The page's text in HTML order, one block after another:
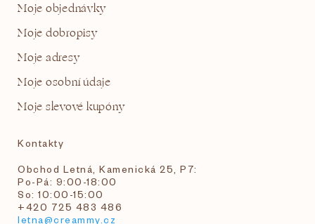
Moje objednávky
Moje dobropisy
Moje adresy
Moje osobní údaje
Moje slevové kupóny
Kontakty
Obchod Letná, Kamenická 25, P7:
Po-Pá: 9:00-18:00
So: 10:00-15:00
+420 725 483 486
letna@creammy.cz